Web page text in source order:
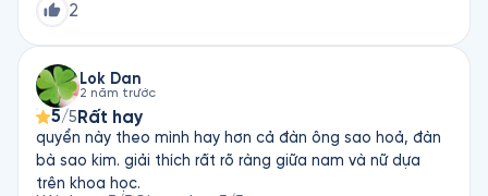
2
Lok Dan
2 năm trước
5/5 Rất hay
quyển này theo mình hay hơn cả đàn ông sao hoả, đàn
bà sao kim. giải thích rất rõ ràng giữa nam và nữ dựa
trên khoa học.